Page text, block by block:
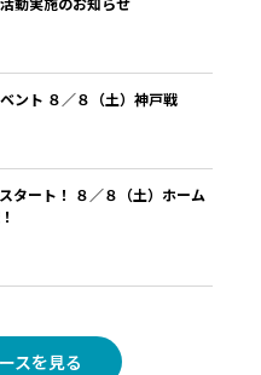
ント ８／８（土）神戸戦
タート！ ８／８（土）ホーム
スを見る